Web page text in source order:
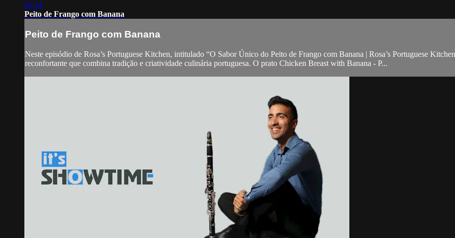
02:34
Peito de Frango com Banana
Peito de Frango com Banana
Neste episódio de Rosa’s Portuguese Kitchen, intitulado “O Sabor Único do Peito de Frango com Banana | Rosa’s Portuguese
reconfortante que combina tradição e criatividade culinária portuguesa. O prato Chicken Breast with Banana - P...